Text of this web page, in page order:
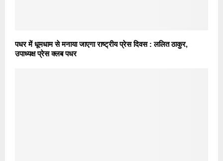
पधर में धूमधाम से मनाया जाएगा राष्ट्रीय प्रेस दिवस : ललित ठाकुर,
उपाध्यक्ष प्रेस क्लब पधर